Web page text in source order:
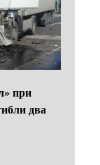
при
два